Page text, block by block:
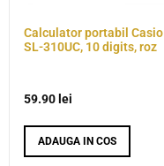
Calculator portabil Casio
SL-310UC, 10 digits, roz
59.90 lei
ADAUGA IN COS